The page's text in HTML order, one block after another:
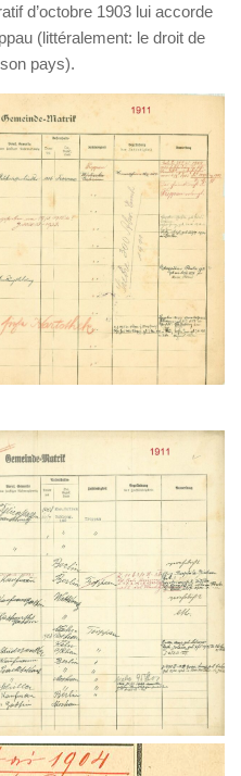
d’octobre 1903 lui accorde
(littéralement: le droit de
pays).